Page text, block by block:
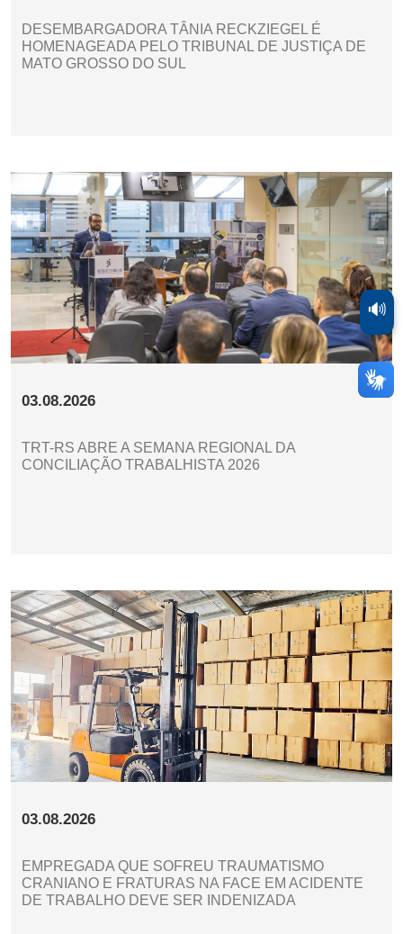
DESEMBARGADORA TÂNIA RECKZIEGEL É
HOMENAGEADA PELO TRIBUNAL DE JUSTIÇA DE
MATO GROSSO DO SUL
03.08.2026
TRT-RS ABRE A SEMANA REGIONAL DA
CONCILIAÇÃO TRABALHISTA 2026
03.08.2026
EMPREGADA QUE SOFREU TRAUMATISMO
CRANIANO E FRATURAS NA FACE EM ACIDENTE
DE TRABALHO DEVE SER INDENIZADA
🔊